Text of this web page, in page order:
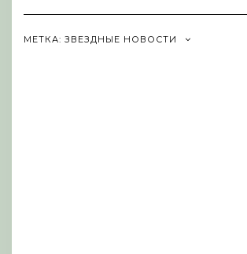
Navigation
МЕТКА: ЗВЕЗДНЫЕ НОВОСТИ